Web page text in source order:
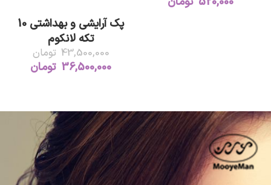
پک آرایشی و بهداشتی 10
تکه لانکوم
43,500,000 تومان
36,500,000 تومان